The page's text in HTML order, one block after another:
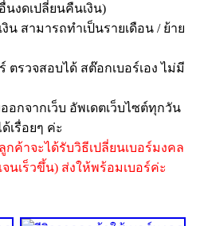
นงดเปลี่ยนคืนเงิน)
น สามารถทำเป็นรายเดือน / ย้าย
ตรวจสอบได้ สต๊อกเบอร์เอง ไม่มี
อกจากเว็บ อัพเดตเว็บไซต์ทุกวัน
เรื่อยๆ ค่ะ
ลูกค้าจะได้รับวิธีเปลี่ยนเบอร์มงคล
จนเร็วขึ้น) ส่งให้พร้อมเบอร์ค่ะ